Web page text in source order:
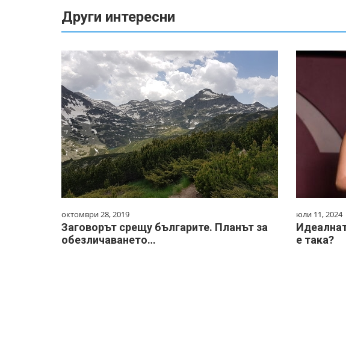
Други интересни
октомври 28, 2019
Заговорът срещу българите. Планът за
обезличаването…
юли 11, 2024
е така?